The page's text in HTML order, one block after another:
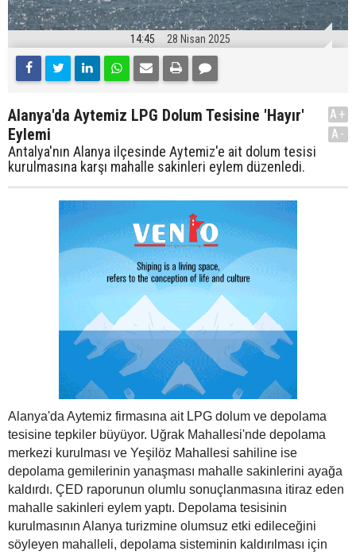
14:45 28 Nisan 2025
Alanya'da Aytemiz LPG Dolum Tesisine 'Hayır'
Eylemi
Antalya'nın Alanya ilçesinde Aytemiz'e ait dolum tesisi
kurulmasına karşı mahalle sakinleri eylem düzenledi.
A+
A-
Alanya'da Aytemiz firmasına ait LPG dolum ve depolama
tesisine tepkiler büyüyor. Uğrak Mahallesi'nde depolama
merkezi kurulması ve Yeşilöz Mahallesi sahiline ise
depolama gemilerinin yanaşması mahalle sakinlerini ayağa
kaldırdı. ÇED raporunun olumlu sonuçlanmasına itiraz eden
mahalle sakinleri eylem yaptı. Depolama tesisinin
kurulmasının Alanya turizmine olumsuz etki edileceğini
söyleyen mahalleli, depolama sisteminin kaldırılması için